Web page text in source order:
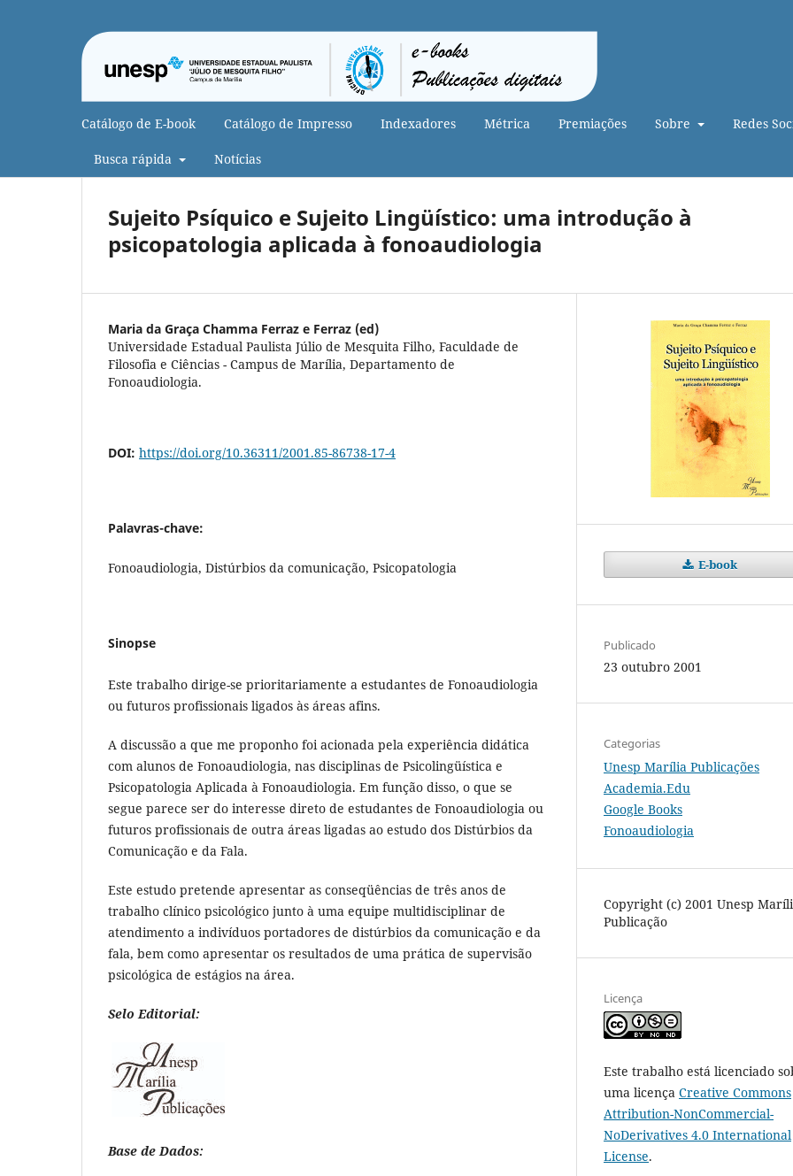
Catálogo de E-book Catálogo de Impresso Indexadores Métrica Premiações Sobre Redes
Busca rápida Notícias
Sujeito Psíquico e Sujeito Lingüístico: uma introdução à
psicopatologia aplicada à fonoaudiologia
Maria da Graça Chamma Ferraz e Ferraz (ed)
Universidade Estadual Paulista Júlio de Mesquita Filho, Faculdade de
Filosofia e Ciências - Campus de Marília, Departamento de
Fonoaudiologia.
DOI: https://doi.org/10.36311/2001.85-86738-17-4
Palavras-chave:
Fonoaudiologia, Distúrbios da comunicação, Psicopatologia
Sinopse
Este trabalho dirige-se prioritariamente a estudantes de Fonoaudiologia
ou futuros profissionais ligados às áreas afins.
A discussão a que me proponho foi acionada pela experiência didática
com alunos de Fonoaudiologia, nas disciplinas de Psicolingüística e
Psicopatologia Aplicada à Fonoaudiologia. Em função disso, o que se
segue parece ser do interesse direto de estudantes de Fonoaudiologia ou
futuros profissionais de outra áreas ligadas ao estudo dos Distúrbios da
Comunicação e da Fala.
Este estudo pretende apresentar as conseqüências de três anos de
trabalho clínico psicológico junto à uma equipe multidisciplinar de
atendimento a indivíduos portadores de distúrbios da comunicação e da
fala, bem como apresentar os resultados de uma prática de supervisão
psicológica de estágios na área.
Selo Editorial:
Base de Dados:
E-book
Publicado
23 outubro 2001
Categorias
Unesp Marília Publicações
Academia.Edu
Google Books
Fonoaudiologia
Copyright (c) 2001 Unesp
Publicação
Licença
Este trabalho está licenciado
uma licença Creative Commons
Attribution-NonCommercial-
NoDerivatives 4.0 International
License.